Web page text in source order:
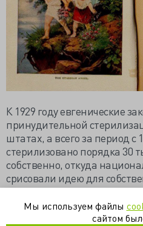
К 1929 году евгенические
принудительной
штатах, а всего за период с
стерилизовано порядка 30
собственно, откуда
срисовали идею для
Мы используем файлы
сайтом